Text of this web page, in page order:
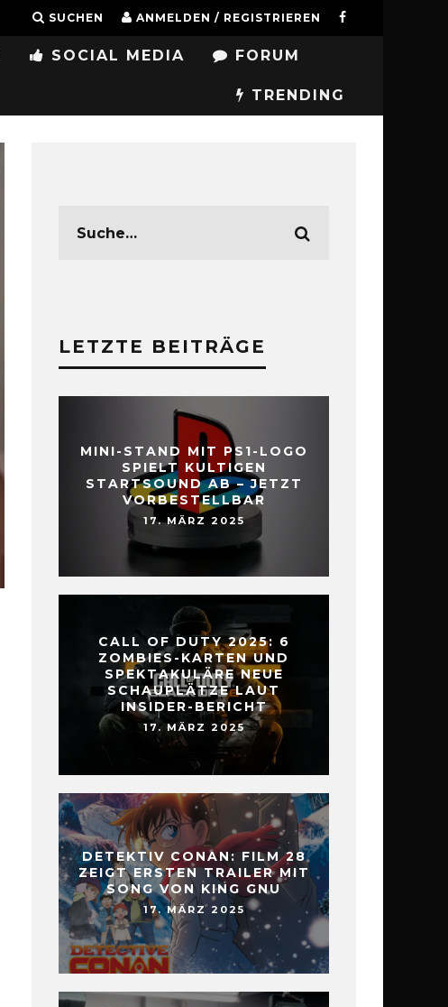
SUCHEN ANMELDEN / REGISTRIEREN
SOCIAL MEDIA FORUM
TRENDING
LETZTE BEITRÄGE
MINI-STAND MIT PS1-LOGO
SPIELT KULTIGEN
STARTSOUND AB – JETZT
VORBESTELLBAR
17. MÄRZ 2025
CALL OF DUTY 2025: 6
ZOMBIES-KARTEN UND
SPEKTAKULÄRE NEUE
SCHAUPLÄTZE LAUT
INSIDER-BERICHT
17. MÄRZ 2025
DETEKTIV CONAN: FILM 28
ZEIGT ERSTEN TRAILER MIT
SONG VON KING GNU
17. MÄRZ 2025